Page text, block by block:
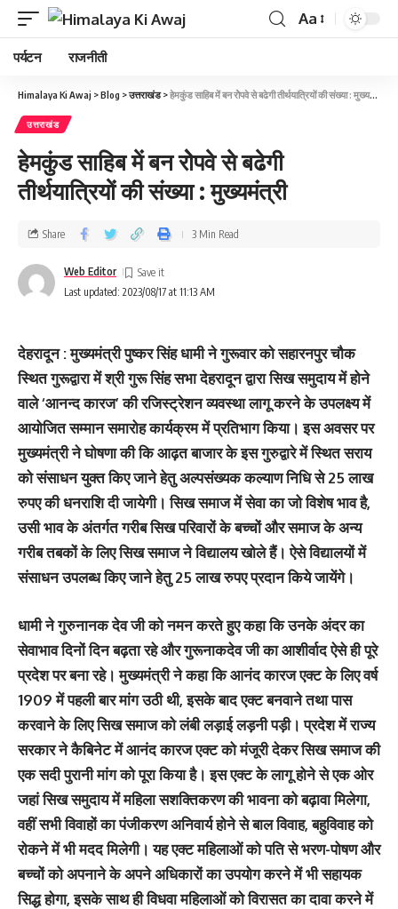
Aa
पर्यटन राजनीती
Himalaya Ki Awaj >Blog >उत्तराखंड>हेमकुंड साहिब में बन रोेपवे से बढेगी तीर्थयात्रियों की संख्‍या : मुख्‍यमंत्री
उत्तराखंड
हेमकुंड साहिब में बन रोेपवे से बढेगी
तीर्थयात्रियों की संख्‍या : मुख्‍यमंत्री
Last updated: 2023/08/17 at 11:13 AM
Web Editor
Share 3 Min Read
देहरादून : मुख्यमंत्री पुष्कर सिंह धामी ने गुरूवार को सहारनपुर चौक
स्थित गुरूद्वारा में श्री गुरू सिंह सभा देहरादून द्वारा सिख समुदाय में होने
वाले ‘आनन्द कारज’ की रजिस्ट्रेशन व्यवस्था लागू करने के उपलक्ष्य में
आयोजित सम्मान समारोह कार्यक्रम में प्रतिभाग किया। इस अवसर पर
मुख्यमंत्री ने घोषणा की कि आढ़त बाजार के इस गुरुद्वारे में स्थित सराय
को संसाधन युक्त किए जाने हेतु अल्पसंख्यक कल्याण निधि से 25 लाख
रुपए की धनराशि दी जायेगी। सिख समाज में सेवा का जो विशेष भाव है,
उसी भाव के अंतर्गत गरीब सिख परिवारों के बच्चों और समाज के अन्य
गरीब तबकों के लिए सिख समाज ने विद्यालय खोले हैं। ऐसे विद्यालयों में
संसाधन उपलब्ध किए जाने हेतु 25 लाख रुपए प्रदान किये जायेंगे।
धामी ने गुरुनानक देव जी को नमन करते हुए कहा कि उनके अंदर का
सेवाभाव दिनों दिन बढ़ता रहे और गुरूनाकदेव जी का आशीर्वाद ऐसे ही पूरे
प्रदेश पर बना रहे। मुख्यमंत्री ने कहा कि आनंद कारज एक्ट के लिए वर्ष
1909 में पहली बार मांग उठी थी, इसके बाद एक्ट बनवाने तथा पास
करवाने के लिए सिख समाज को लंबी लड़ाई लड़नी पड़ी। प्रदेश में राज्य
सरकार ने कैबिनेट में आनंद कारज एक्ट को मंजूरी देकर सिख समाज की
एक सदी पुरानी मांग को पूरा किया है। इस एक्ट के लागू होने से एक ओर
जहां सिख समुदाय में महिला सशक्तिकरण की भावना को बढ़ावा मिलेगा,
वहीं सभी विवाहों का पंजीकरण अनिवार्य होने से बाल विवाह, बहुविवाह को
रोकने में भी मदद मिलेगी। यह एक्ट महिलाओं को पति से भरण-पोषण और
बच्चों को अपनाने के अपने अधिकारों का उपयोग करने में भी सहायक
सिद्ध होगा, इसके साथ ही विधवा महिलाओं को विरासत का दावा करने में